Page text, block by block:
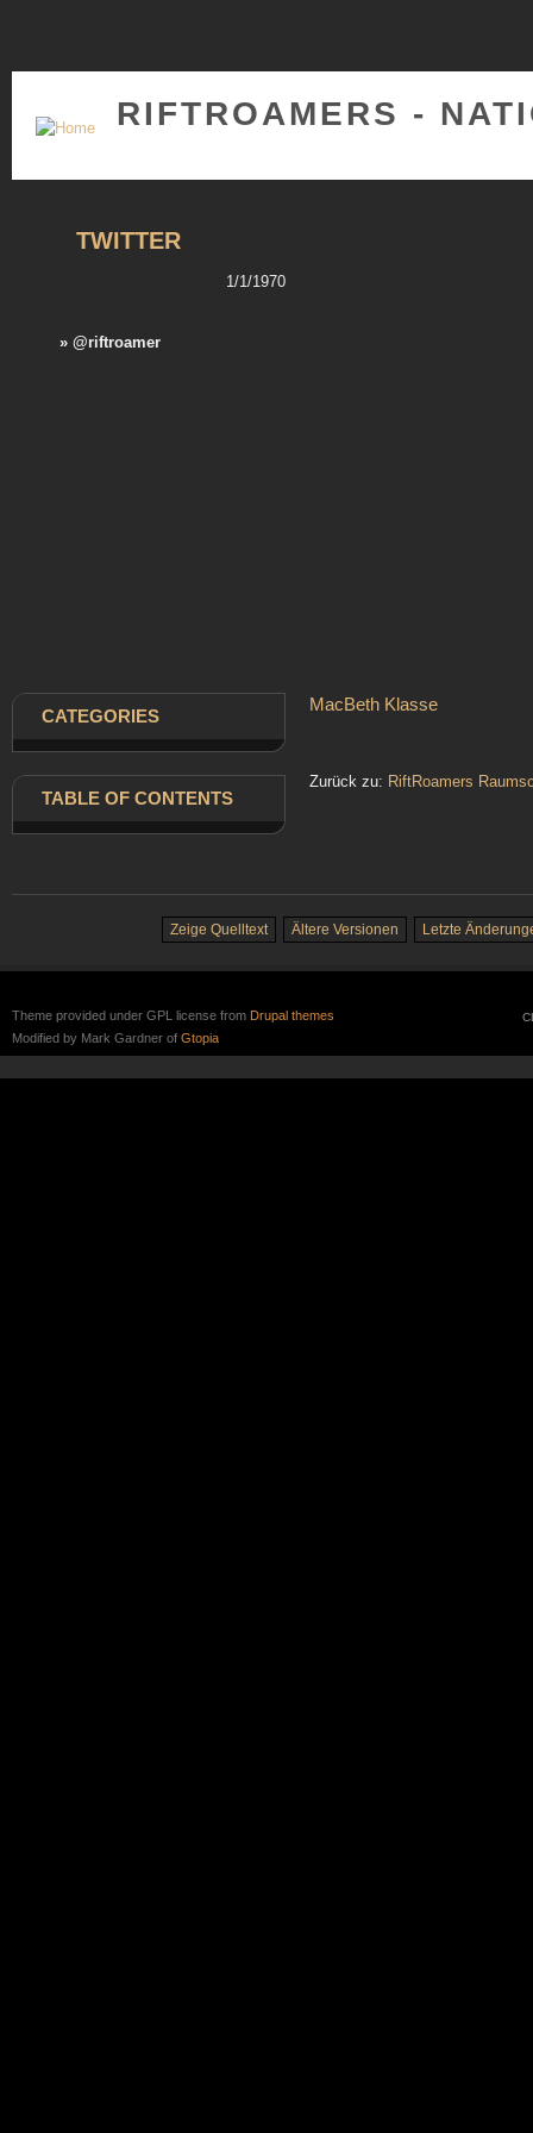
RIFTROAMERS -
TWITTER
1/1/1970
» @riftroamer
CATEGORIES
TABLE OF CONTENTS
MacBeth Klasse
Zurück zu: RiftRoamers
Zeige Quelltext Ältere Versionen Letzte
Theme provided under GPL license from Drupal themes
Modified by Mark Gardner of Gtopia